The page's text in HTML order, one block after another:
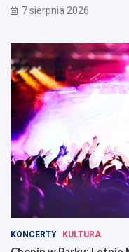
7 sierpnia 2026
KONCERTY KULTURA